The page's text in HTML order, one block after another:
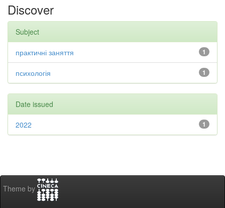
Discover
Subject
1
практичні заняття
1
психологія
Date issued
1
2022
Theme by